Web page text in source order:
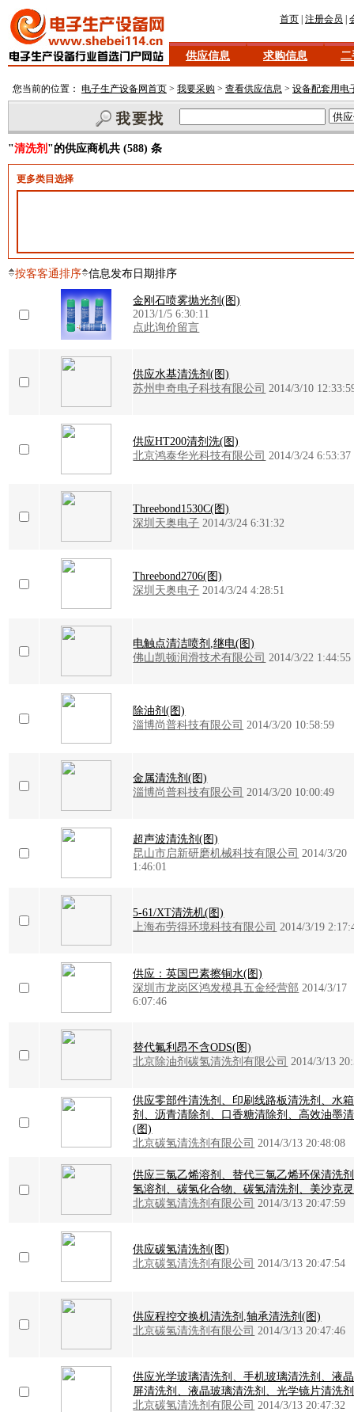
首页 注册会员
供应信息 求购信息 二
您当前的位置： 电子生产设备网首页 > 我要采购 > 查看供应信息 > 设备配套用电
"清洗剂 "的供应商机共 (588) 条
更多类目选择
按客客通排序 信息发布日期排序
金刚石喷雾抛光剂(图)
2013/1/5 6:30:11
点此询价留言
供应水基清洗剂(图)
苏州申奇电子科技有限公司
2014/3/10
供应HT200清剂洗(图)
北京鸿泰华光科技有限公司 2014/3/24 6:53:37
Threebond1530C(图)
深圳天奥电子 2014/3/24 6:31:32
Threebond2706(图)
深圳天奥电子 2014/3/24 4:28:51
电触点清洁喷剂,继电(图)
佛山凯顿润滑技术有限公司
2014/3/22 1:44:55
除油剂(图)
淄博尚普科技有限公司 2014/3/20 10:58:59
金属清洗剂(图)
淄博尚普科技有限公司
2014/3/20 10:00:49
超声波清洗剂(图)
昆山市启新研磨机械科技有限公司 2014/3/20
1:46:01
5-61/XT清洗机(图)
上海布劳得环境科技有限公司
2014/3/19
供应：英国巴素擦铜水(图)
深圳市龙岗区鸿发模具五金经营部 2014/3/17
6:07:46
替代氟利昂不含ODS(图)
北京除油剂碳氢清洗剂有限公司
2014/3/13
供应零部件清洗剂、印刷线路板清洗剂、水
剂、沥青清除剂、口香糖清除剂、高效油墨
(图)
北京碳氢清洗剂有限公司 2014/3/13 20:48:08
供应三氯乙烯溶剂、替代三氯乙烯环保清洗
氢溶剂、碳氢化合物、碳氢清洗剂、美沙克
北京碳氢清洗剂有限公司
2014/3/13 20:47:59
供应碳氢清洗剂(图)
北京碳氢清洗剂有限公司 2014/3/13 20:47:54
供应程控交换机清洗剂,轴承清洗剂(图)
北京碳氢清洗剂有限公司
2014/3/13 20:47:46
供应光学玻璃清洗剂、手机玻璃清洗剂、液
屏清洗剂、液晶玻璃清洗剂、光学镜片清洗
北京碳氢清洗剂有限公司 2014/3/13 20:47:32